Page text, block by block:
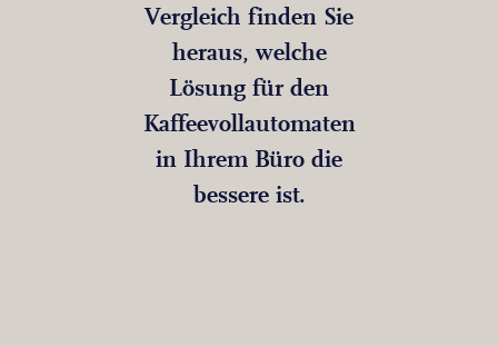
Vergleich finden Sie
heraus, welche
Lösung für den
Kaffeevollautomaten
in Ihrem Büro die
bessere ist.